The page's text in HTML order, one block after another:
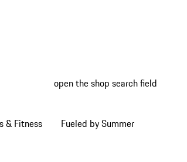
open the shop search field
& Fitness Fueled by Summer